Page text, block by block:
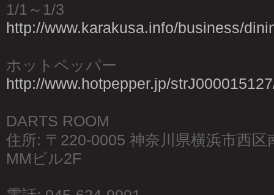
1/1～1/3
http://www.karakusa.info/business/
ホットペッパー
http://www.hotpepper.jp/
DARTS ROOM
住所: 〒220-0005 神奈川県横浜市西区
MMビル2F